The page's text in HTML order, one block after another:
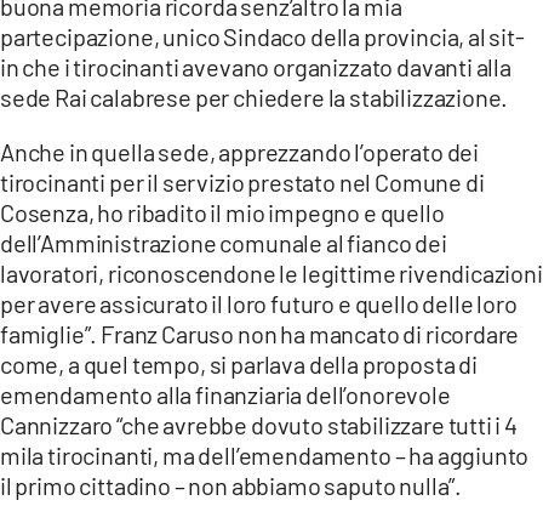
partecipazione, unico Sindaco della provincia, al sit-
in che i tirocinanti avevano organizzato davanti alla
sede Rai calabrese per chiedere la stabilizzazione.
Anche in quella sede, apprezzando l’operato dei
tirocinanti per il servizio prestato nel Comune di
Cosenza, ho ribadito il mio impegno e quello
dell’Amministrazione comunale al fianco dei
lavoratori, riconoscendone le legittime rivendicazioni
per avere assicurato il loro futuro e quello delle loro
famiglie”. Franz Caruso non ha mancato di ricordare
come, a quel tempo, si parlava della proposta di
emendamento alla finanziaria dell’onorevole
Cannizzaro “che avrebbe dovuto stabilizzare tutti i 4
mila tirocinanti, ma dell’emendamento – ha aggiunto
il primo cittadino – non abbiamo saputo nulla”.